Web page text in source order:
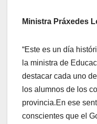
Ministra Práxedes
“Este es un día
la ministra de
destacar cada uno
los alumnos de los
provincia.En ese
conscientes que el